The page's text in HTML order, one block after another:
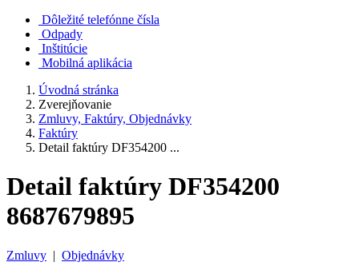
Dôležité telefónne čísla
Odpady
Inštitúcie
Mobilná aplikácia
Úvodná stránka
Zverejňovanie
Zmluvy, Faktúry, Objednávky
Faktúry
Detail faktúry DF354200 ...
Detail faktúry DF354200
8687679895
Zmluvy | Objednávky